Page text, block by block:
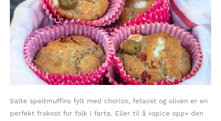
Salte speltmuffins fylt med chorizo, fetaost og oliven er en
perfekt frokost for folk i farta. Eller til å «spice opp» den